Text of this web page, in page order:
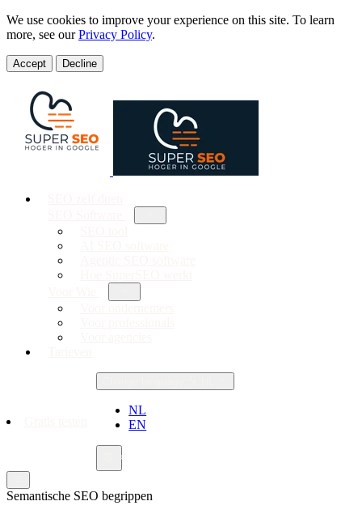
We use cookies to improve your experience on this site. To learn
more, see ourPrivacy Policy.
Accept Decline
NL
EN
Semantische SEO begrippen